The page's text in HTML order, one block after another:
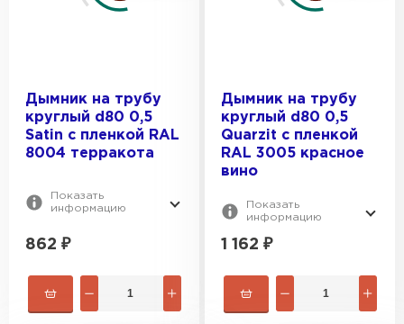
Дымник на трубу
круглый d80 0,5
Satin с пленкой RAL
8004 терракота
Показать
информацию
862 ₽
Дымник на трубу
круглый d80 0,5
Quarzit с пленкой
RAL 3005 красное
вино
Показать
информацию
1 162 ₽
ПЕРЕЙТИ